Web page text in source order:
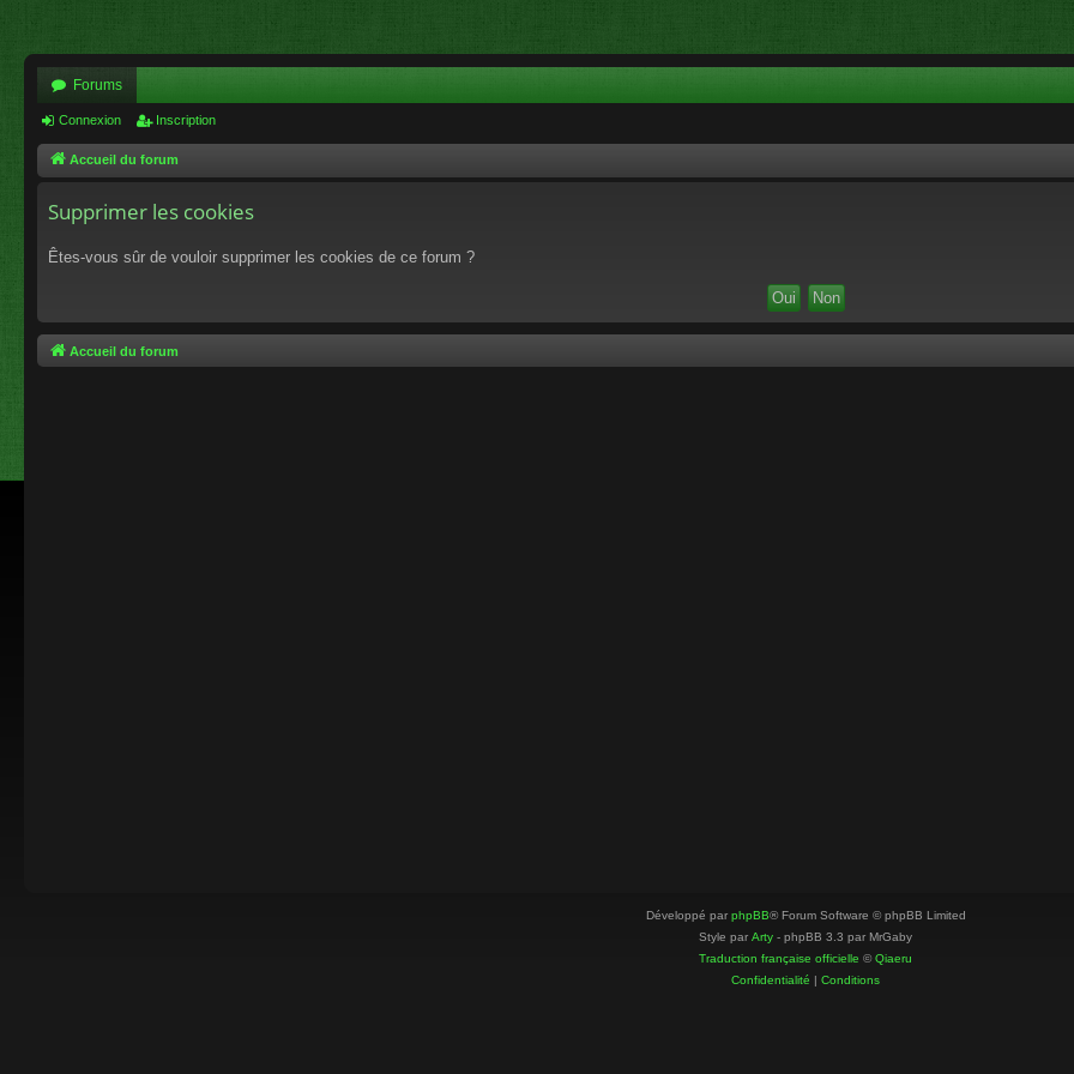
Forums
Connexion Inscription
Accueil du forum
Supprimer les cookies
Êtes-vous sûr de vouloir supprimer les cookies de ce forum ?
Accueil du forum
Développé par phpBB® Forum Software © phpBB Limited
Style par Arty - phpBB 3.3 par MrGaby
Traduction française officielle ©Qiaeru
Confidentialité | Conditions